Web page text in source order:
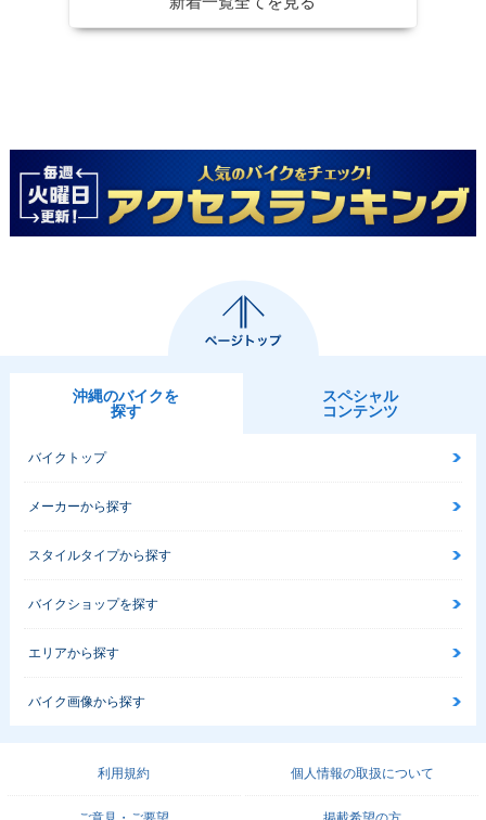
沖縄のバイクを
探す
スペシャル
コンテンツ
バイクトップ
メーカーから探す
スタイルタイプから探す
バイクショップを探す
エリアから探す
バイク画像から探す
利用規約 個人情報の取扱について